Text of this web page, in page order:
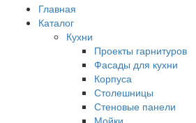
Главная
Каталог
Кухни
Проекты гарнитуров
Фасады для кухни
Корпуса
Столешницы
Стеновые панели
Мойки